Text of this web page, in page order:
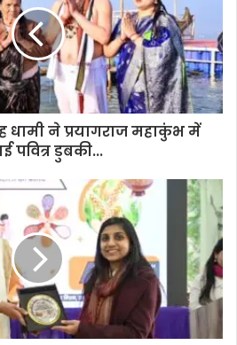
धामी ने प्रयागराज महाकुंभ में
पवित्र डुबकी...